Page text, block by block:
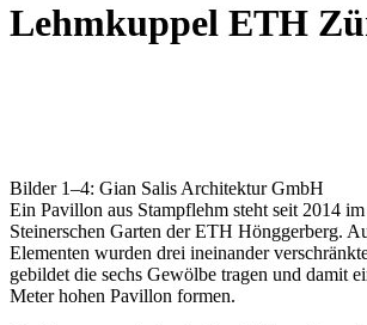
Lehmkuppel ETH
Bilder 1–4: Gian Salis Architektur GmbH
Ein Pavillon aus Stampflehm steht seit 2014
Steinerschen Garten der ETH Hönggerberg.
Elementen wurden drei ineinander
gebildet die sechs Gewölbe tragen und damit
Meter hohen Pavillon formen.